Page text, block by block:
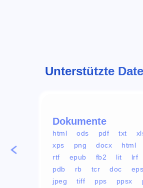
Unterstützte
Dokumente
html ods pdf txt
xps
png docx html
rtf
epub fb2 lit lrf
pdb
rb tcr doc eps
jpeg
tiff pps ppsx